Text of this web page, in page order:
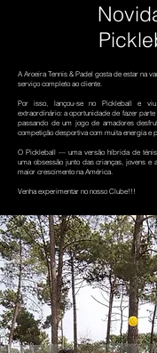
A Aroeira Tennis & Padel gosta de estar na
serviço completo ao cliente.
Por isso, lançou-se no Pickleball e
extraordinário: a oportunidade de fazer
passando de um jogo de amadores
competição desportiva com muita energia e
O Pickleball — uma versão híbrida de
uma obsessão junto das crianças, jovens
maior crescimento na América.
Venha experimentar no nosso Clube!!!